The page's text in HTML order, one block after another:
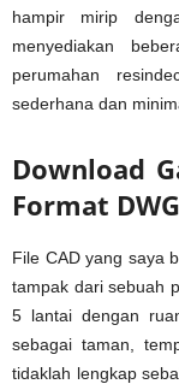
hampir mirip
menyediakan
perumahan
sederhana dan
Download
Format
File CAD yang saya
tampak dari sebuah
5 lantai dengan
sebagai taman,
tidaklah lengkap